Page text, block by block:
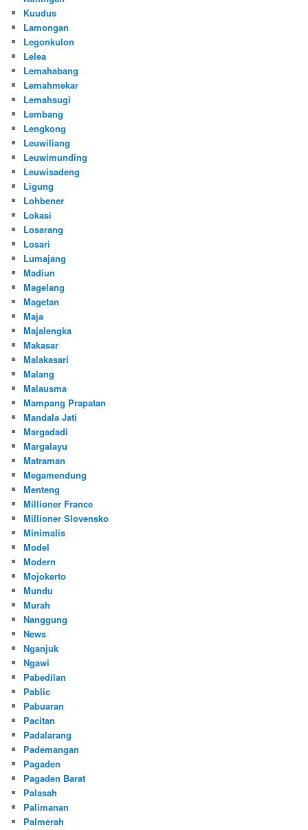
Kuudus
Lamongan
Legonkulon
Lelea
Lemahabang
Lemahmekar
Lemahsugi
Lembang
Lengkong
Leuwiliang
Leuwimunding
Leuwisadeng
Ligung
Lohbener
Lokasi
Losarang
Losari
Lumajang
Madiun
Magelang
Magetan
Maja
Majalengka
Makasar
Malakasari
Malang
Malausma
Mampang Prapatan
Mandala Jati
Margadadi
Margalayu
Matraman
Megamendung
Menteng
Millioner France
Millioner Slovensko
Minimalis
Model
Modern
Mojokerto
Mundu
Murah
Nanggung
News
Nganjuk
Ngawi
Pabedilan
Pablic
Pabuaran
Pacitan
Padalarang
Pademangan
Pagaden
Pagaden Barat
Palasah
Palimanan
Palmerah